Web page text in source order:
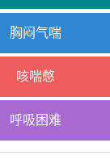
胸闷气喘
咳喘憋
呼吸困难